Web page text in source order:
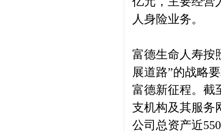
人身险业务。
富德生命人寿按
展道路”的战略
富德新征程。截
支机构及其服务
公司总资产近